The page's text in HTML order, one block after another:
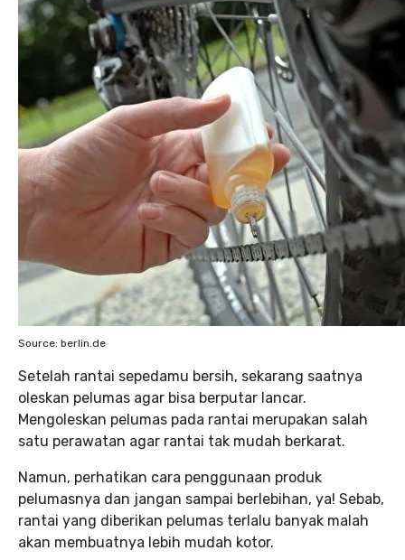
Source: berlin.de
Setelah rantai sepedamu bersih, sekarang saatnya
oleskan pelumas agar bisa berputar lancar.
Mengoleskan pelumas pada rantai merupakan salah
satu perawatan agar rantai tak mudah berkarat.
Namun, perhatikan cara penggunaan produk
pelumasnya dan jangan sampai berlebihan, ya! Sebab,
rantai yang diberikan pelumas terlalu banyak malah
akan membuatnya lebih mudah kotor.